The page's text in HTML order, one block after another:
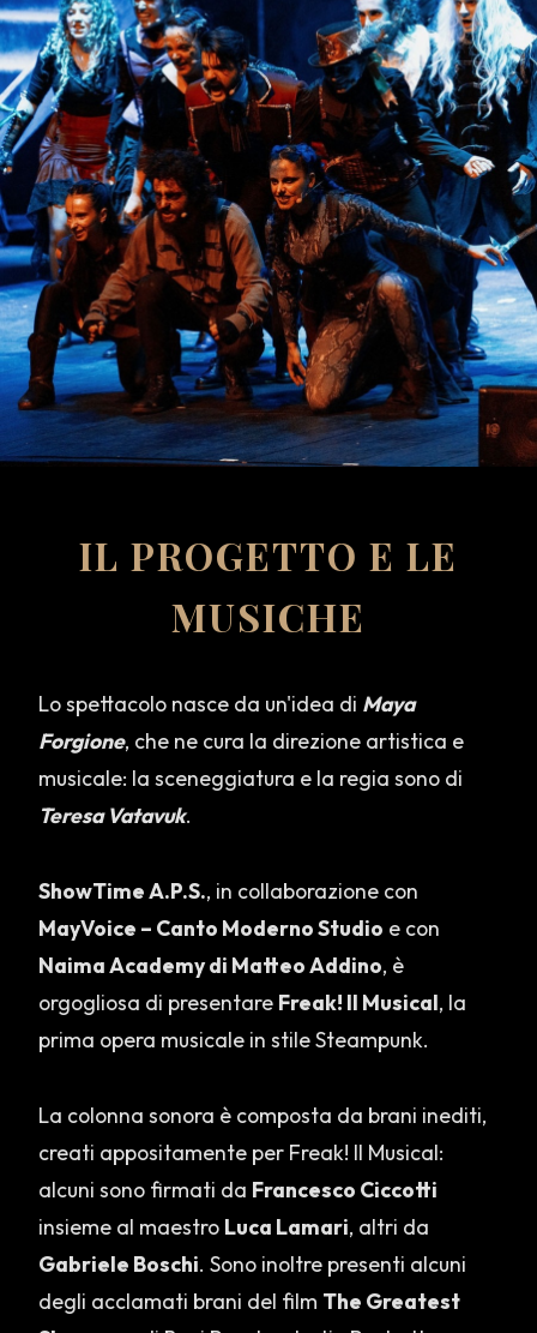
IL PROGETTO E LE
MUSICHE
Lo spettacolo nasce da un'idea di Maya
Forgione, che ne cura la direzione artistica e
musicale: la sceneggiatura e la regia sono di
Teresa Vatavuk.
ShowTime A.P.S., in collaborazione con
MayVoice – Canto Moderno Studio e con
Naima Academy di Matteo Addino, è
orgogliosa di presentare Freak! Il Musical, la
prima opera musicale in stile Steampunk.
La colonna sonora è composta da brani inediti,
creati appositamente per Freak! Il Musical:
alcuni sono firmati da Francesco Ciccotti
insieme al maestro Luca Lamari, altri da
Gabriele Boschi. Sono inoltre presenti alcuni
degli acclamati brani del film The Greatest